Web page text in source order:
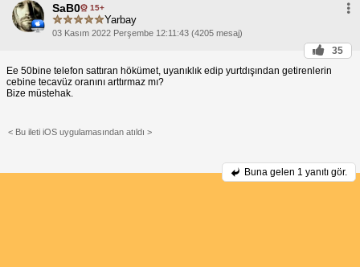
SaB0 15+
Yarbay
03 Kasım 2022 Perşembe 12:11:43 (4205 mesaj)
35
Ee 50bine telefon sattıran hökümet, uyanıklık edip yurtdışından getirenlerin
cebine tecavüz oranını arttırmaz mı?
Bize müstehak.
< Bu ileti iOS uygulamasından atıldı >
Buna gelen 1 yanıtı gör.